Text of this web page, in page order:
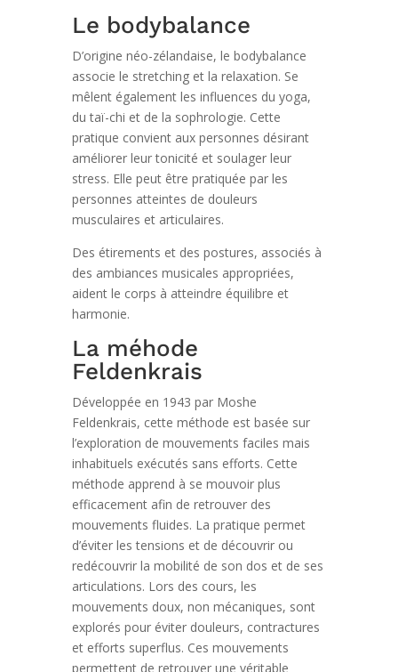
Le bodybalance
D’origine néo-zélandaise, le bodybalance
associe le stretching et la relaxation. Se
mêlent également les influences du yoga,
du taï-chi et de la sophrologie. Cette
pratique convient aux personnes désirant
améliorer leur tonicité et soulager leur
stress. Elle peut être pratiquée par les
personnes atteintes de douleurs
musculaires et articulaires.
Des étirements et des postures, associés à
des ambiances musicales appropriées,
aident le corps à atteindre équilibre et
harmonie.
La méhode
Feldenkrais
Développée en 1943 par Moshe
Feldenkrais, cette méthode est basée sur
l’exploration de mouvements faciles mais
inhabituels exécutés sans efforts. Cette
méthode apprend à se mouvoir plus
efficacement afin de retrouver des
mouvements fluides. La pratique permet
d’éviter les tensions et de découvrir ou
redécouvrir la mobilité de son dos et de ses
articulations. Lors des cours, les
mouvements doux, non mécaniques, sont
explorés pour éviter douleurs, contractures
et efforts superflus. Ces mouvements
permettent de retrouver une véritable